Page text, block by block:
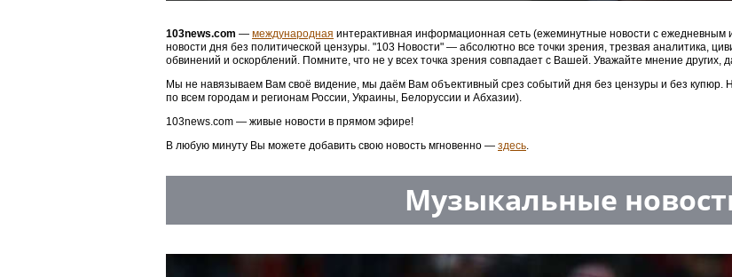
103news.com — международная интерактивная информационная сеть (ежеминутные новости с ежедневным
новости дня без политической цензуры. "103 Новости" — абсолютно все точки зрения, трезвая аналитика,
обвинений и оскорблений. Помните, что не у всех точка зрения совпадает с Вашей. Уважайте мнение других,
Мы не навязываем Вам своё видение, мы даём Вам объективный срез событий дня без цензуры и без купюр.
по всем городам и регионам России, Украины, Белоруссии и Абхазии).
103news.com — живые новости в прямом эфире!
В любую минуту Вы можете добавить свою новость мгновенно — здесь.
Музыкальные